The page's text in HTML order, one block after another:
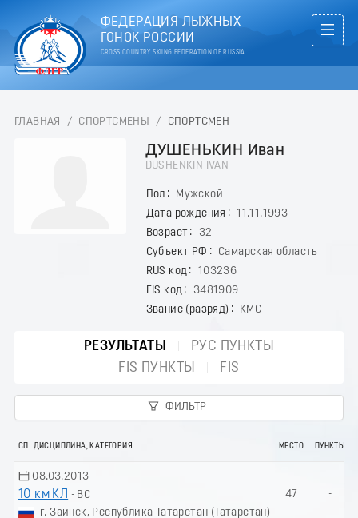
ФЕДЕРАЦИЯ ЛЫЖНЫХ
ГОНОК РОССИИ
CROSS COUNTRY SKIING FEDERATION OF RUSSIA
ГЛАВНАЯ / СПОРТСМЕНЫ / СПОРТСМЕН
ДУШЕНЬКИН Иван
DUSHENKIN IVAN
Пол
Мужской
Дата рождения
11.11.1993
Возраст
32
Субъект РФ
Самарская область
RUS код
103236
FIS код
3481909
Звание (разряд)
КМС
РЕЗУЛЬТАТЫ
РУС ПУНКТЫ
FIS ПУНКТЫ
FIS
ФИЛЬТР
СП. ДИСЦИПЛИНА, КАТЕГОРИЯ МЕСТО ПУНКТЫ
08.03.2013
10 км КЛ
- ВС
г. Заинск, Республика Татарстан (Татарстан)
47 -